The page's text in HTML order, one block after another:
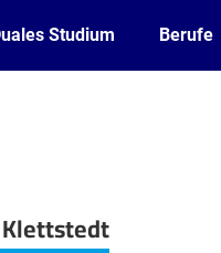
Studium Berufe